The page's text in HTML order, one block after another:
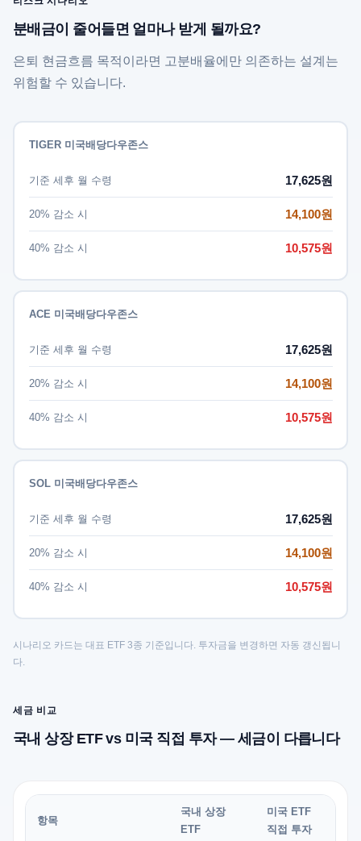
분배금이 줄어들면 얼마나 받게 될까요?
은퇴 현금흐름 목적이라면 고분배율에만 의존하는 설계는
위험할 수 있습니다.
TIGER 미국배당다우존스
기준 세후 월 수령 17,625원
20% 감소 시 14,100원
40% 감소 시 10,575원
ACE 미국배당다우존스
기준 세후 월 수령 17,625원
20% 감소 시 14,100원
40% 감소 시 10,575원
SOL 미국배당다우존스
기준 세후 월 수령 17,625원
20% 감소 시 14,100원
40% 감소 시 10,575원
시나리오 카드는 대표 ETF 3종 기준입니다. 투자금을 변경하면 자동 갱신됩니
다.
세금 비교
국내 상장 ETF vs 미국 직접 투자 — 세금이 다릅니다
항목
국내 상장
ETF
미국 ETF
직접 투자